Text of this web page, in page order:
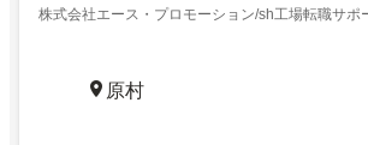
株式会社エース・プロモーション/sh工場転職サポ
原村